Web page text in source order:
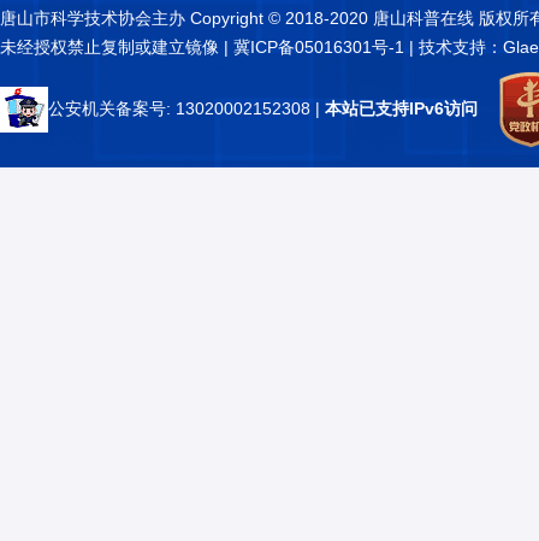
唐山市科学技术协会主办 Copyright © 2018-2020 唐山科普在线 版权所
未经授权禁止复制或建立镜像 | 冀ICP备05016301号-1 | 技术支持：
公安机关备案号: 13020002152308 | 本站已支持IPv6访问